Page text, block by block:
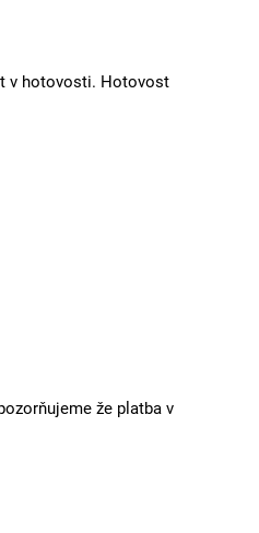
v hotovosti. Hotovost
že platba v